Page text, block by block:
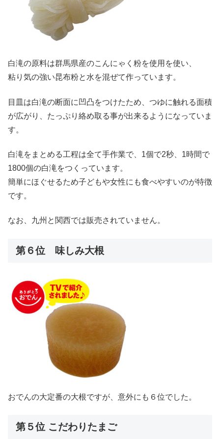
白滝の原料は群馬県産のこんにゃく粉を使用を使い、
粘り気の強い昆布粉と水を混ぜて作っています。
目皿は白滝の断面に凹凸をつけたため、つゆに触れる面積
が広がり、たっぷり絡め取る事が出来るようになっていま
す。
白滝をまとめる工程は全て手作業で、1個で2秒、1時間で
1800個の白滝をつくっています。
簡単にほぐせるため子どもや女性にも食べやすいのが特徴
です。
なお、九州と関西では販売されていません。
第６位 味しみ大根
おでんの大定番の大根ですが、意外にも６位でした。
第５位 こだわりたまご